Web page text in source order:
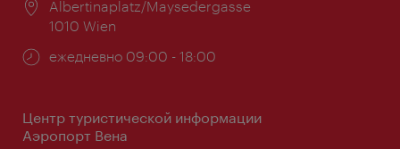
Расположение:
Albertinaplatz/Maysedergasse
1010 Wien
Часы
ежедневно 09:00 - 18:00
Центр туристической информации
Аэропорт Вена